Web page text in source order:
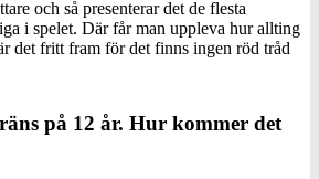
och så presenterar det de flesta
i spelet. Där får man uppleva hur allting
det fritt fram för det finns ingen röd tråd
på 12 år. Hur kommer det